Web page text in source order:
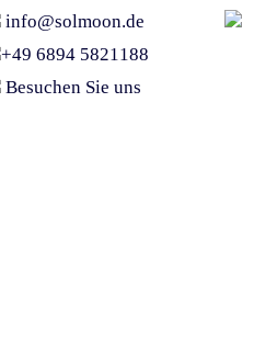
+49 6894 5821188
info@solmoon.de
Besuchen Sie uns